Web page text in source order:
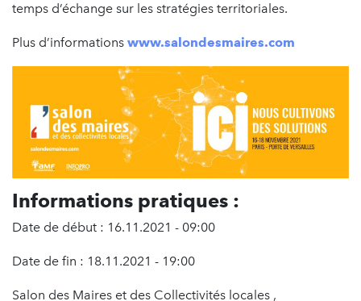
temps d’échange sur les stratégies territoriales.
Plus d’informations www.salondesmaires.com
Informations pratiques :
Date de début : 16.11.2021 - 09:00
Date de fin : 18.11.2021 - 19:00
Salon des Maires et des Collectivités locales ,